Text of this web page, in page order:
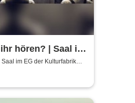
hören? | Saal im
Krawatte
im EG der Kulturfabrik